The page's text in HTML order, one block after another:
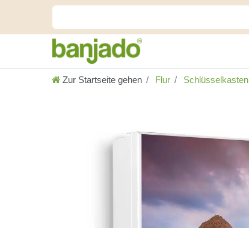
Zur Startseite gehen Flur Schlüsselkasten